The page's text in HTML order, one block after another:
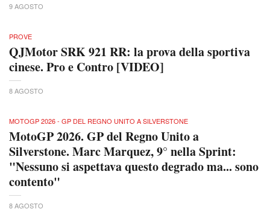
9 AGOSTO
PROVE
QJMotor SRK 921 RR: la prova della sportiva
cinese. Pro e Contro [VIDEO]
8 AGOSTO
MOTOGP 2026 - GP DEL REGNO UNITO A SILVERSTONE
MotoGP 2026. GP del Regno Unito a
Silverstone. Marc Marquez, 9° nella Sprint:
"Nessuno si aspettava questo degrado ma... sono
contento"
8 AGOSTO